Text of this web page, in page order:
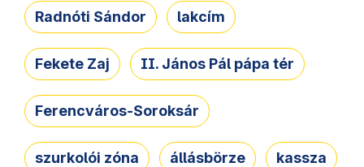
Radnóti Sándor lakcím
Fekete Zaj II. János Pál pápa tér
Ferencváros-Soroksár
szurkolói zóna állásbörze kassza